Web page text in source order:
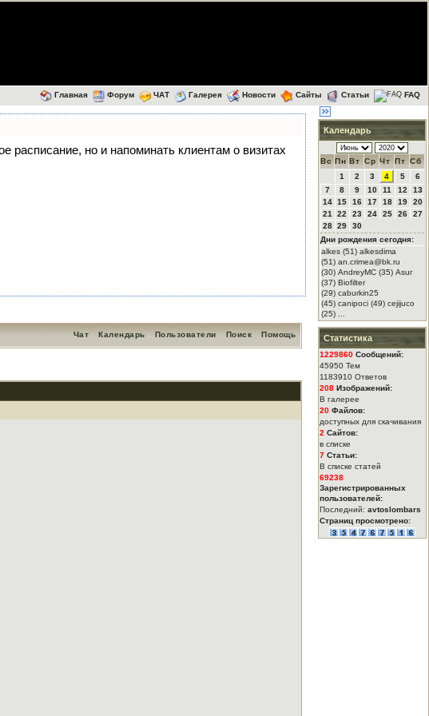
Главная Форум ЧАТ Галерея Новости Сайты Статьи FAQ
расписание, но и напоминать клиентам о визитах
Помощь
Поиск
Пользователи
Календарь
Чат
Календарь
Вс Пн Вт Ср Чт Пт Сб
1
2 3 4 5
6
7
8 9 10 11 12
13
14 15 16 17 18 19
20
21
22 23 24 25 26
27
28 29
30
Дни рождения сегодня:
alkes (51) alkesdima
(51) an.crimea@bk.ru
(30) AndreyMC (35) Asur
(37) Biofilter
(29) caburkin25
(45) canipoci (49) cejijuco
(25) ...
Статистика
1229860 Сообщений:
45950 Тем
1183910 Ответов
208 Изображений:
В галерее
20 Файлов:
доступных для скачивания
2 Сайтов:
в списке
7 Статьи:
В списке статей
69238
Зарегистрированных
пользователей:
Последний: avtoslombars
Страниц просмотрено: